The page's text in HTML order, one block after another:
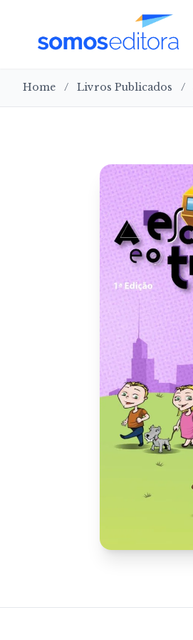
Home / Livros Publicados /